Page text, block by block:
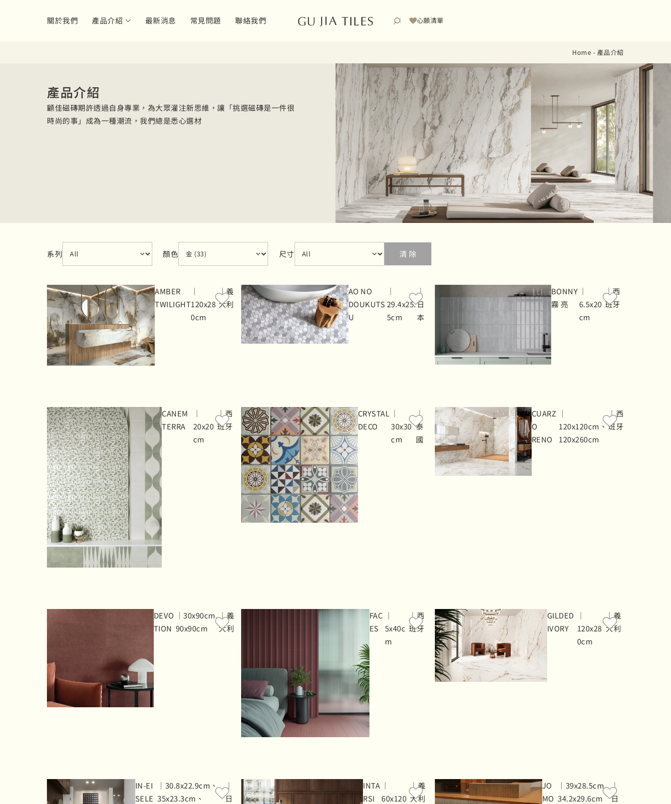
關於我們 產品介紹 最新消息 常見問題 聯絡我們 心願清單
Home - 產品介紹
產品介紹
顧佳磁磚期許透過自身專業，為大眾灌注新思維，讓「挑選磁磚是一件很
時尚的事」成為一種潮流，我們總是悉心選材
系列 series
Select content
顏色
color
Select content
尺寸
size
Select content
清 除
AMBER
TWILIGHT
｜
120x28
0cm
｜義
大利
AO NO
DOUKUTS
U
｜
29.4x25.
5cm
｜
日
本
BONNY
霧 亮
｜
6.5x20
cm
｜西
班牙
CANEM
TERRA
｜
20x20
cm
｜西
班牙
CRYSTAL
DECO
｜
30x30
cm
｜
泰
國
CUARZ
O
RENO
｜
120x120cm、
120x260cm
｜西
班牙
DEVO
TION
｜30x90cm,
90x90cm
｜義
大利
FAC
ES
｜
5x40c
m
｜西
班牙
GILDED
IVORY
｜
120x28
0cm
｜義
大利
IN-EI
SELE
｜30.8x22.9cm、
35x23.3cm、
｜
日
INTA
RSI
｜
60x120
｜義
大利
JO
MO
｜39x28.5cm
34.2x29.6cm
｜
日